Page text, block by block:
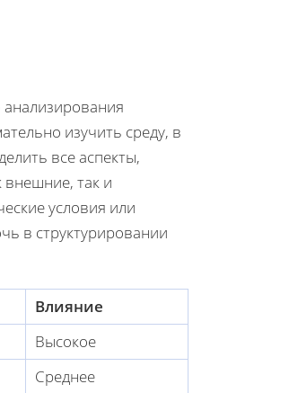
изучить среду, в
все аспекты,
внешние, так и
условия или
в структурировании
Влияние
Высокое
Среднее